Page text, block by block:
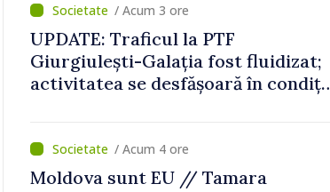
/ Acum 3 ore
UPDATE: Traficul la PTF
Giurgiulești-Galația fost fluidizat;
activitatea se desfășoară în condiții
/ Acum 4 ore
Moldova sunt EU // Tamara